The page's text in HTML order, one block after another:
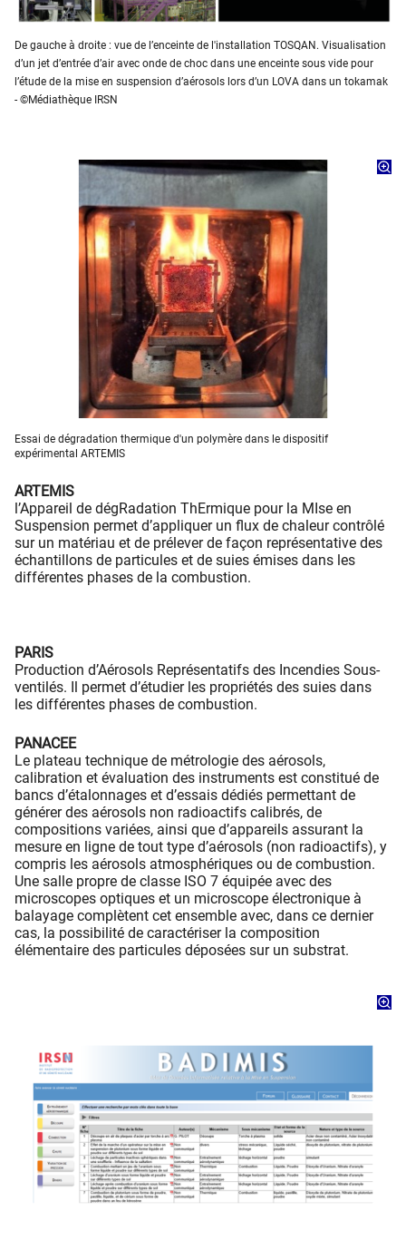
De gauche à droite : vue de l’enceinte de l'installation TOSQAN. Visualisation
d’un jet d’entrée d’air avec onde de choc dans une enceinte sous vide pour
l’étude de la mise en suspension d’aérosols lors d’un LOVA dans un tokamak
- ©Médiathèque IRSN
Essai de dégradation thermique d'un polymère dans le dispositif
expérimental ARTEMIS
ARTEMIS
l’Appareil de dégRadation ThErmique pour la MIse en
Suspension permet d’appliquer un flux de chaleur contrôlé
sur un matériau et de prélever de façon représentative des
échantillons de particules et de suies émises dans les
différentes phases de la combustion.
PARIS
Production d’Aérosols Représentatifs des Incendies Sous-
ventilés. Il permet d’étudier les propriétés des suies dans
les différentes phases de combustion.
PANACEE
Le plateau technique de métrologie des aérosols,
calibration et évaluation des instruments est constitué de
bancs d’étalonnages et d’essais dédiés permettant de
générer des aérosols non radioactifs calibrés, de
compositions variées, ainsi que d’appareils assurant la
mesure en ligne de tout type d’aérosols (non radioactifs), y
compris les aérosols atmosphériques ou de combustion.
Une salle propre de classe ISO 7 équipée avec des
microscopes optiques et un microscope électronique à
balayage complètent cet ensemble avec, dans ce dernier
cas, la possibilité de caractériser la composition
élémentaire des particules déposées sur un substrat.